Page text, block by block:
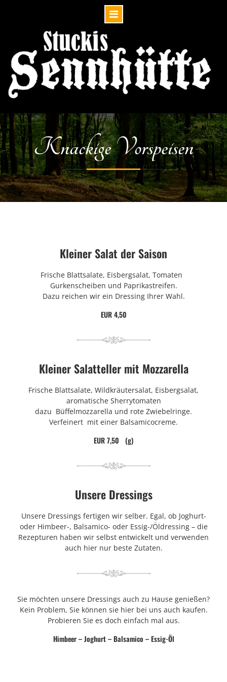
Knackige Vorspeisen
Kleiner Salat der Saison
Frische Blattsalate, Eisbergsalat, Tomaten
Gurkenscheiben und Paprikastreifen.
Dazu reichen wir ein Dressing Ihrer Wahl.
EUR 4,50
Kleiner Salatteller mit Mozzarella
Frische Blattsalate, Wildkräutersalat, Eisbergsalat,
aromatische Sherrytomaten
dazu Büffelmozzarella und rote Zwiebelringe.
Verfeinert mit einer Balsamicocreme.
EUR 7,50 (g)
Unsere Dressings
Unsere Dressings fertigen wir selber. Egal, ob Joghurt-
oder Himbeer-, Balsamico- oder Essig-/Öldressing – die
Rezepturen haben wir selbst entwickelt und verwenden
auch hier nur beste Zutaten.
Sie möchten unsere Dressings auch zu Hause genießen?
Kein Problem, Sie können sie hier bei uns auch kaufen.
Probieren Sie es doch einfach mal aus.
Himbeer – Joghurt – Balsamico – Essig-Öl